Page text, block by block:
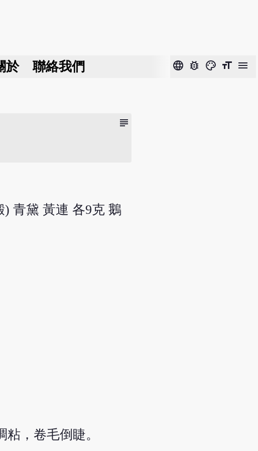
於 聯絡我們 language bug_report color_lens format_size menu
subject
青黛 黃連 各9克 鵝
，卷毛倒睫。